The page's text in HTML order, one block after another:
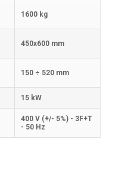
1600 kg
450x600 mm
150 ÷ 520 mm
15 kW
400 V (+/- 5%) - 3F+T
- 50 Hz